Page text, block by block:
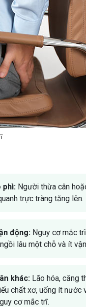
phì: Người thừa cân
trực tràng tăng lên.
động: Nguy cơ mắc
lâu một chỗ và ít
khác: Lão hóa, căng
chất xơ, uống ít
cơ mắc trĩ.